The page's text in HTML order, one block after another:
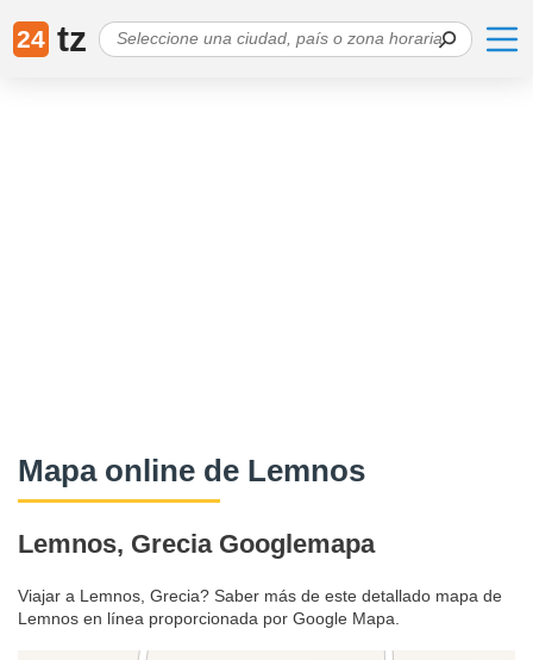
24 tz
Mapa online de Lemnos
Lemnos, Grecia Googlemapa
Viajar a Lemnos, Grecia? Saber más de este detallado mapa de
Lemnos en línea proporcionada por Google Mapa.